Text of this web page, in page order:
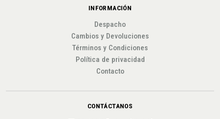
INFORMACIÓN
Despacho
Cambios y Devoluciones
Términos y Condiciones
Política de privacidad
Contacto
CONTÁCTANOS